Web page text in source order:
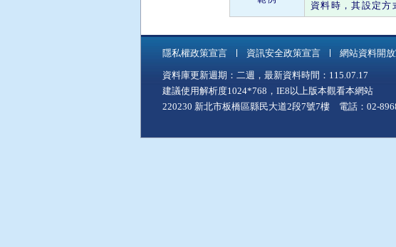
資料時，其設定
隱私權政策宣言 資訊安全政策宣言 網站資料開
資料庫更新週期：二週，最新資料時間：115.07.17
建議使用解析度1024*768，IE8以上版本觀看本網站
220230 新北市板橋區縣民大道2段7號7樓 電話：02-